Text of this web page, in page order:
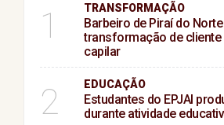
1 TRANSFORMAÇÃO
Barbeiro de Piraí do
transformação de
capilar
2 EDUCAÇÃO
Estudantes do EPJAI
durante atividade